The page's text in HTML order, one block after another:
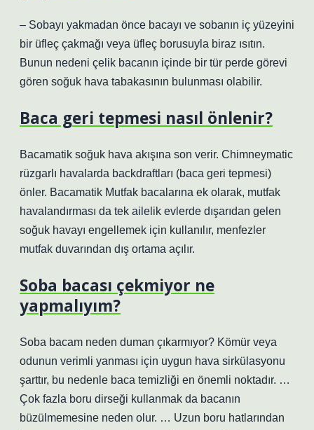
– Sobayı yakmadan önce bacayı ve sobanın iç yüzeyini
bir üfleç çakmağı veya üfleç borusuyla biraz ısıtın.
Bunun nedeni çelik bacanın içinde bir tür perde görevi
gören soğuk hava tabakasının bulunması olabilir.
Baca geri tepmesi nasıl önlenir?
Bacamatik soğuk hava akışına son verir. Chimneymatic
rüzgarlı havalarda backdraftları (baca geri tepmesi)
önler. Bacamatik Mutfak bacalarına ek olarak, mutfak
havalandırması da tek ailelik evlerde dışarıdan gelen
soğuk havayı engellemek için kullanılır, menfezler
mutfak duvarından dış ortama açılır.
Soba bacası çekmiyor ne
yapmalıyım?
Soba bacam neden duman çıkarmıyor? Kömür veya
odunun verimli yanması için uygun hava sirkülasyonu
şarttır, bu nedenle baca temizliği en önemli noktadır. …
Çok fazla boru dirseği kullanmak da bacanın
büzülmemesine neden olur. … Uzun boru hatlarından